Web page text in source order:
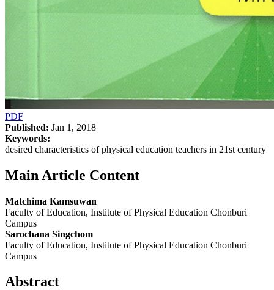
PDF
Published: Jan 1, 2018
Keywords:
desired characteristics of physical education teachers in 21st century
Main Article Content
Matchima Kamsuwan
Faculty of Education, Institute of Physical Education Chonburi
Campus
Sarochana Singchom
Faculty of Education, Institute of Physical Education Chonburi
Campus
Abstract